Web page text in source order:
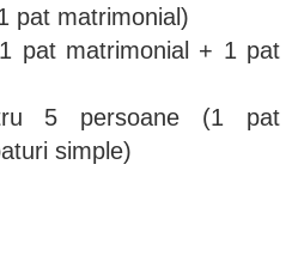
pat matrimonial)
pat matrimonial + 1 pat
5 persoane (1 pat
simple)